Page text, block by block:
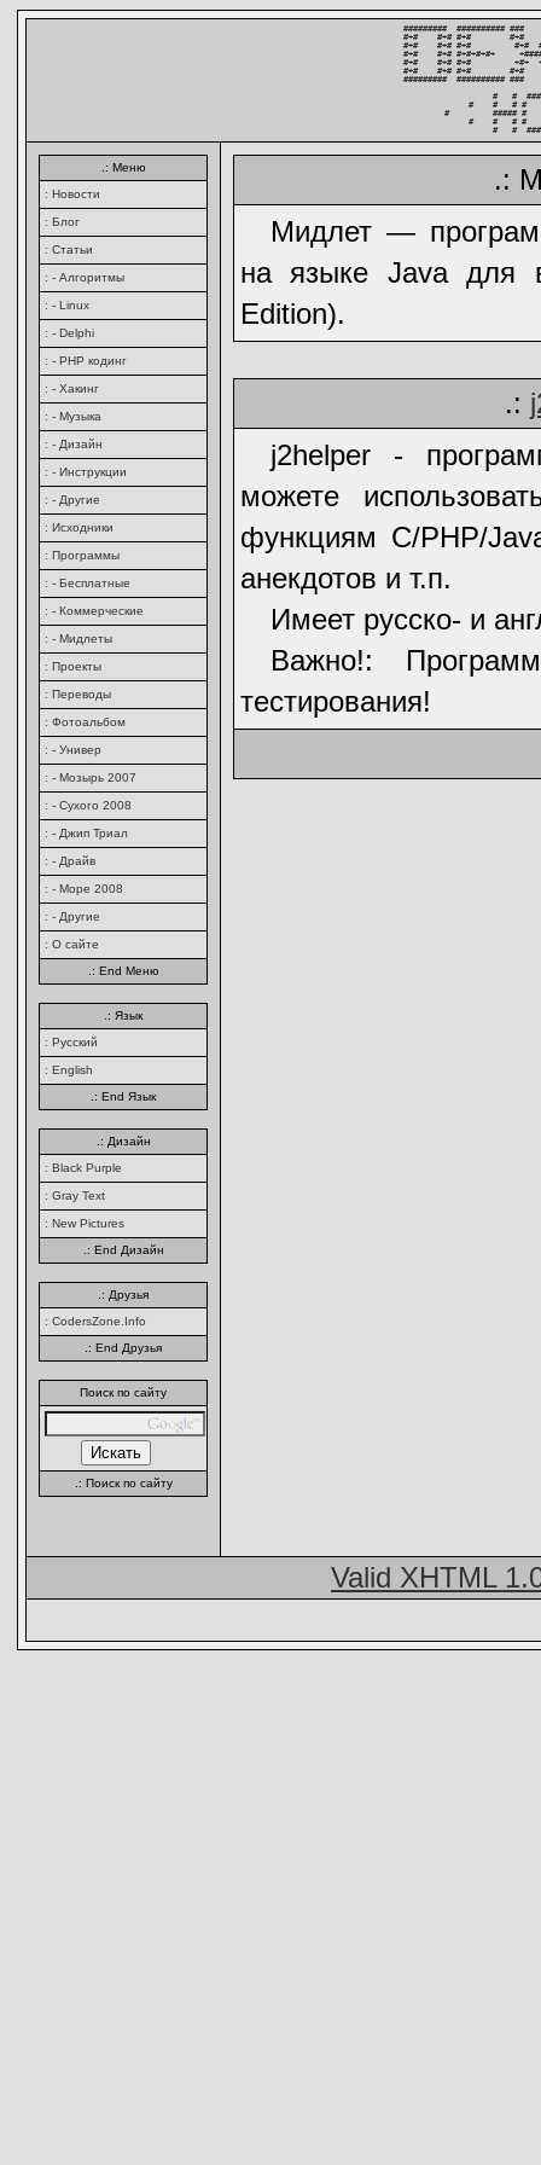
#########  ########## ###
#+#    #+# #+#        #+#
#+#    #+# #+#         #+#
#+#    #+# #+#+#+#+
#+#    #+# #+#         +#+
#+#    #+# #+#        #+#
#########  ##########
#   #
#    #   # #
#         ##### #
#    #   # #
#   #
.: Меню
: Новости
: Блог
: Статьи
: - Алгоритмы
: - Linux
: - Delphi
: - PHP кодинг
: - Хакинг
: - Музыка
: - Дизайн
: - Инструкции
: - Другие
: Исходники
: Программы
: - Бесплатные
: - Коммерческие
: - Мидлеты
: Проекты
: Переводы
: Фотоальбом
: - Универ
: - Мозырь 2007
: - Сухого 2008
: - Джип Триал
: - Драйв
: - Море 2008
: - Другие
: О сайте
.: End Меню
.: Язык
: Русский
: English
.: End Язык
.: Дизайн
: Black Purple
: Gray Text
: New Pictures
.: End Дизайн
.: Друзья
: CodersZone.Info
.: End Друзья
Поиск по сайту
.: Поиск по сайту
.:
Мидлет —
на языке Java для
Edition).
.:
j2helper -
можете
функциям C/PHP/
анекдотов и т.п.
Имеет русско- и
Важно!:
тестирования!
Valid XHTML